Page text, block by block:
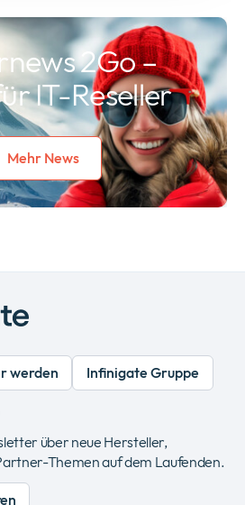
2Go –
IT-Reseller
Mehr News
werden Infinigate Gruppe
über neue Hersteller,
Themen auf dem Laufenden.